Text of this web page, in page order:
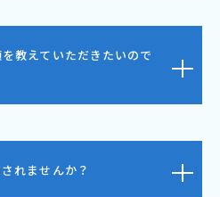
教えていただきたいので
れませんか？